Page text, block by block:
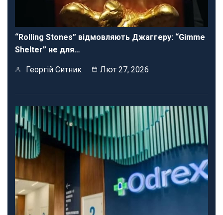
“Rolling Stones” відмовляють Джаггеру: “Gimme
Shelter” не для…
Георгій Ситник Лют 27, 2026